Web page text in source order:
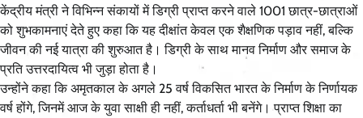
केंद्रीय मंत्री ने विभिन्न संकायों में डिग्री प्राप्त करने वाले 1001 छात्र-छात्राओं
को शुभकामनाएं देते हुए कहा कि यह दीक्षांत केवल एक शैक्षणिक पड़ाव नहीं, बल्कि
जीवन की नई यात्रा की शुरुआत है। डिग्री के साथ मानव निर्माण और समाज के
प्रति उत्तरदायित्व भी जुड़ा होता है।
उन्होंने कहा कि अमृतकाल के अगले 25 वर्ष विकसित भारत के निर्माण के निर्णायक
वर्ष होंगे, जिनमें आज के युवा साक्षी ही नहीं, कर्ताधर्ता भी बनेंगे। प्राप्त शिक्षा का